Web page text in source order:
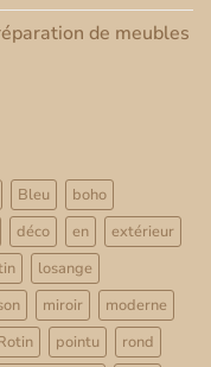
de meubles
Bleu
boho
déco en
extérieur
losange
miroir
moderne
pointu
rond